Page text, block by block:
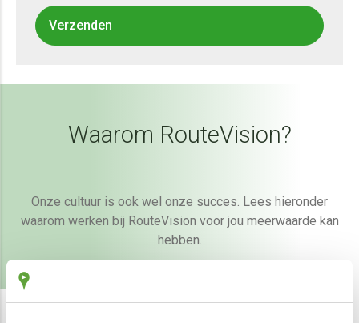
Waarom RouteVision?
Onze cultuur is ook wel onze succes. Lees hieronder
waarom werken bij RouteVision voor jou meerwaarde kan
hebben.